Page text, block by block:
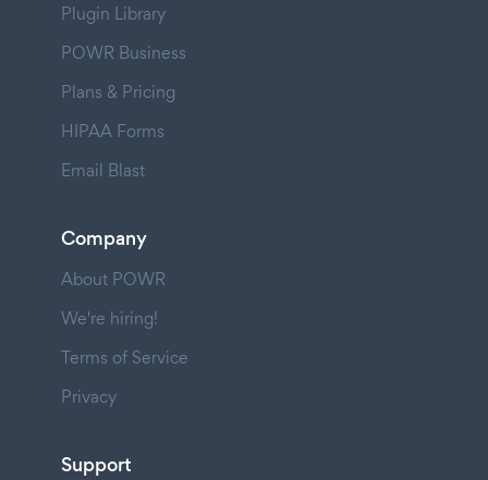
Plugin Library
POWR Business
Plans & Pricing
HIPAA Forms
Email Blast
Company
About POWR
We're hiring!
Terms of Service
Privacy
Support